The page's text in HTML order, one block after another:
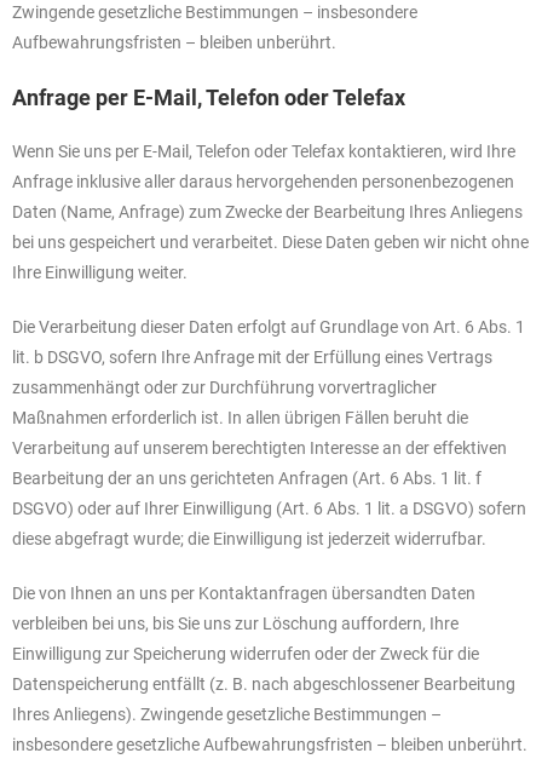
Zwingende gesetzliche Bestimmungen – insbesondere
Aufbewahrungsfristen – bleiben unberührt.
Anfrage per E-Mail, Telefon oder Telefax
Wenn Sie uns per E-Mail, Telefon oder Telefax kontaktieren, wird Ihre
Anfrage inklusive aller daraus hervorgehenden personenbezogenen
Daten (Name, Anfrage) zum Zwecke der Bearbeitung Ihres Anliegens
bei uns gespeichert und verarbeitet. Diese Daten geben wir nicht ohne
Ihre Einwilligung weiter.
Die Verarbeitung dieser Daten erfolgt auf Grundlage von Art. 6 Abs. 1
lit. b DSGVO, sofern Ihre Anfrage mit der Erfüllung eines Vertrags
zusammenhängt oder zur Durchführung vorvertraglicher
Maßnahmen erforderlich ist. In allen übrigen Fällen beruht die
Verarbeitung auf unserem berechtigten Interesse an der effektiven
Bearbeitung der an uns gerichteten Anfragen (Art. 6 Abs. 1 lit. f
DSGVO) oder auf Ihrer Einwilligung (Art. 6 Abs. 1 lit. a DSGVO) sofern
diese abgefragt wurde; die Einwilligung ist jederzeit widerrufbar.
Die von Ihnen an uns per Kontaktanfragen übersandten Daten
verbleiben bei uns, bis Sie uns zur Löschung auffordern, Ihre
Einwilligung zur Speicherung widerrufen oder der Zweck für die
Datenspeicherung entfällt (z. B. nach abgeschlossener Bearbeitung
Ihres Anliegens). Zwingende gesetzliche Bestimmungen –
insbesondere gesetzliche Aufbewahrungsfristen – bleiben unberührt.